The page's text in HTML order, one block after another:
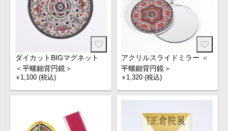
ダイカットBIGマグネット
＜平螺鈿背円鏡＞
￥ 1,100 (税込)
アクリルスライドミラー ＜
平螺鈿背円鏡＞
￥ 1,320 (税込)